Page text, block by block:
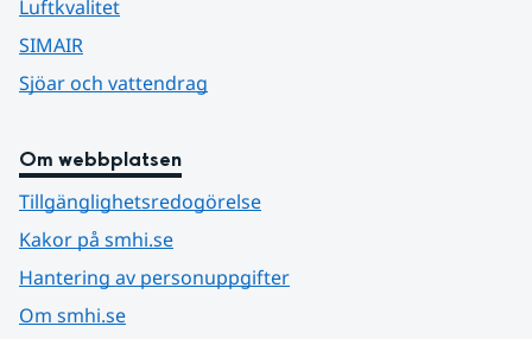
Luftkvalitet
SIMAIR
Sjöar och vattendrag
Om webbplatsen
Tillgänglighetsredogörelse
Kakor på smhi.se
Hantering av personuppgifter
Om smhi.se